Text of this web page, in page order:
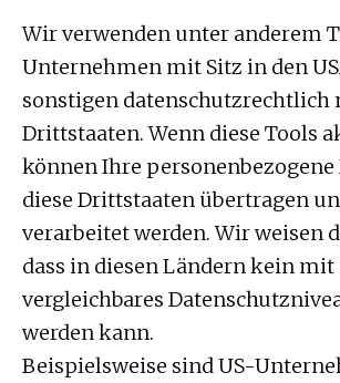
Wir verwenden unter anderem
Unternehmen mit Sitz in den
sonstigen datenschutzrechtlich
Drittstaaten. Wenn diese Tools
können Ihre personenbezogene
diese Drittstaaten übertragen
verarbeitet werden. Wir weisen
dass in diesen Ländern kein mit
vergleichbares
werden kann.
Beispielsweise sind US-